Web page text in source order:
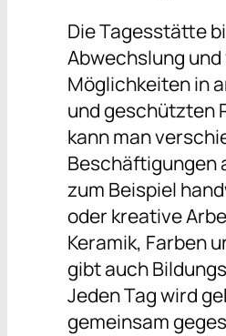
Die Tagesstätte
Abwechslung und
Möglichkeiten in
und geschützten
kann man
Beschäftigungen
zum Beispiel
oder kreative
Keramik, Farben
gibt auch
Jeden Tag wird
gemeinsam